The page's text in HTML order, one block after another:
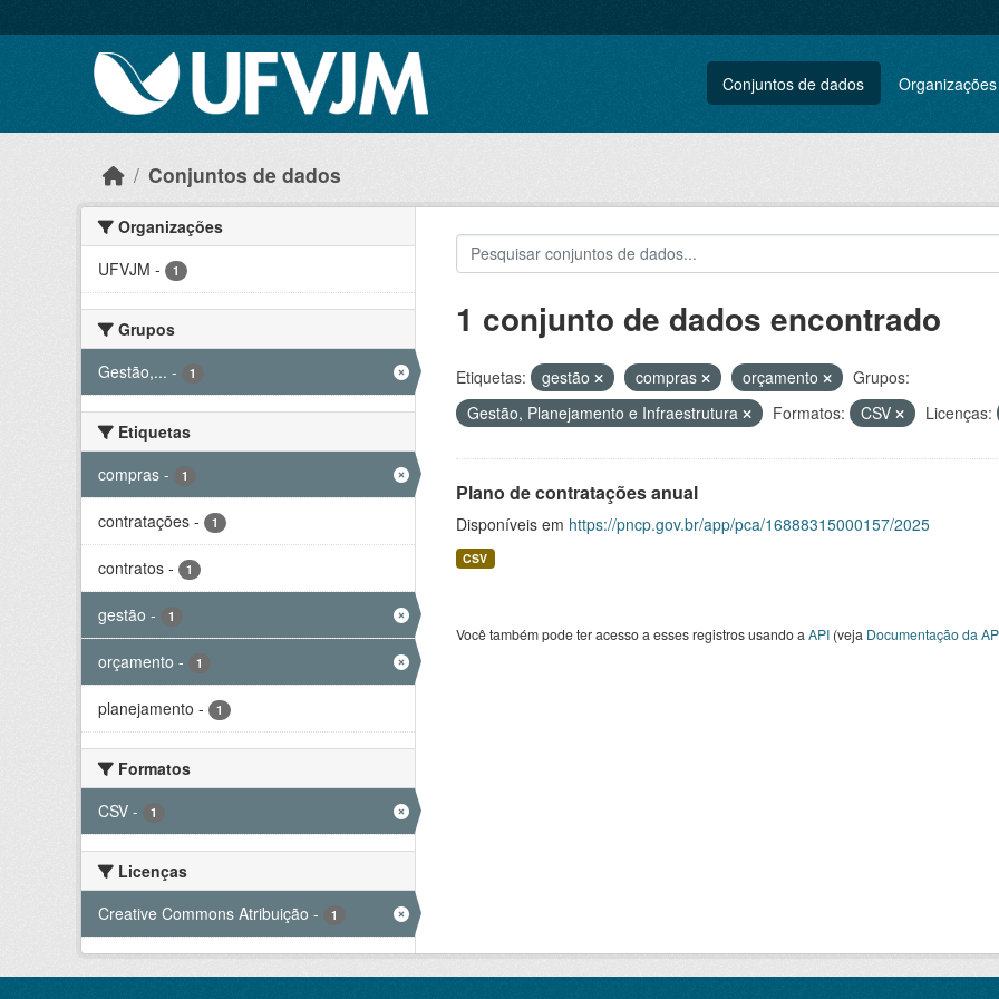
Conjuntos de dados Organizações
Conjuntos de dados
Organizações
UFVJM - 1
Grupos
Gestão,... - 1
Etiquetas
compras - 1
contratações - 1
contratos - 1
gestão - 1
orçamento - 1
planejamento - 1
Formatos
CSV - 1
Licenças
Creative Commons Atribuição - 1
1 conjunto de dados encontrado
Etiquetas: gestão compras orçamento
Grupos:
Gestão, Planejamento e Infraestrutura
Formatos: CSV Licenças:
Plano de contratações anual
Disponíveis em https://pncp.gov.br/app/pca/16888315000157/2025
CSV
Você também pode ter acesso a esses registros usando a API(veja Documentação da